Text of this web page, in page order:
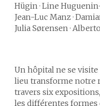
Hügin · Line
Jean-Luc Manz ·
Julia Sørensen ·
Un hôpital ne se visite
lieu transforme notre
travers six
les différentes formes